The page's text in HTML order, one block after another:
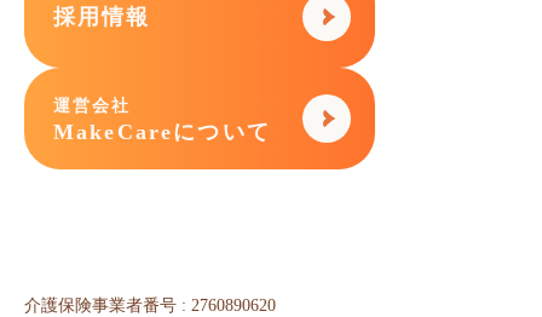
採用情報
運営会社
MakeCareについて
介護保険事業者番号 : 2760890620